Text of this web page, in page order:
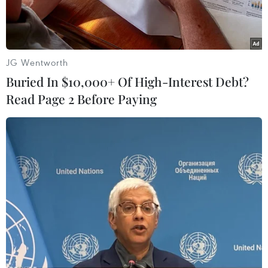
Giao dịch tại VIB. (Ảnh: CTV/Vietnam+)
Ngân hàng Thương mại cổ phần Quốc tế (VIB)
vừa công bố tài liệu cho Đại hội cổ đông thường
niên 2019, theo đó, VIB sẽ trình Đại hội đồng cổ
đông kế hoạch lợi nhuận trước thuế đạt 3.400 tỷ
đồng, tăng 24% so với năm 2018.
JG Wentworth
Buried In $10,000+ Of High-Interest Debt?
Read Page 2 Before Paying